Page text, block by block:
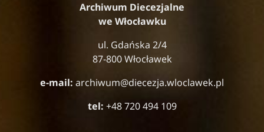
Archiwum Diecezjalne
we Włocławku
ul. Gdańska 2/4
87-800 Włocławek
e-mail: archiwum@diecezja.wloclawek.pl
tel: +48 720 494 109